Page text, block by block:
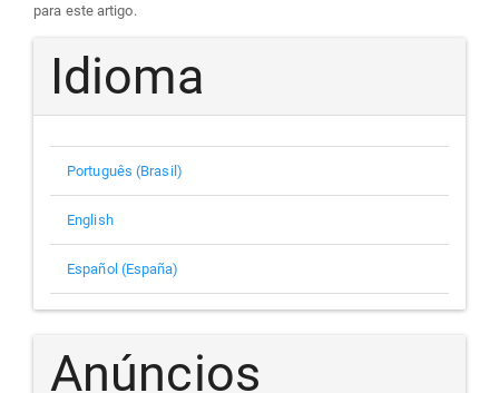
para este artigo.
Idioma
Português (Brasil)
English
Español (España)
Anúncios